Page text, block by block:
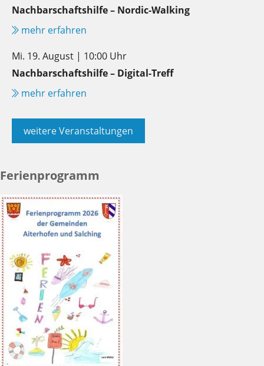
Nachbarschaftshilfe – Nordic-Walking
mehr erfahren
Mi. 19. August | 10:00 Uhr
Nachbarschaftshilfe – Digital-Treff
mehr erfahren
weitere Veranstaltungen
Ferienprogramm